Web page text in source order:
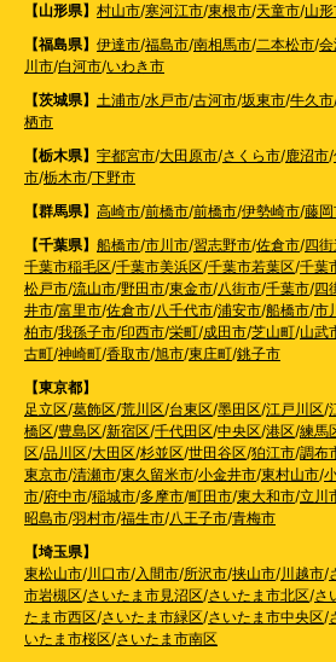
【山形県】 村山市/寒河江市/東根市/天童市/山
【福島県】 伊達市/福島市/南相馬市/二本松市/
川市/白河市/いわき市
【茨城県】 土浦市/水戸市/古河市/坂東市/牛久市
栖市
【栃木県】 宇都宮市/大田原市/さくら市/鹿沼市/
市/栃木市/下野市
【群馬県】 高崎市/前橋市/前橋市/伊勢崎市/藤
【千葉県】 船橋市/市川市/習志野市/佐倉市/四
千葉市稲毛区/千葉市美浜区/千葉市若葉区/千葉
松戸市/流山市/野田市/東金市/八街市/千葉市/四
井市/富里市/佐倉市/八千代市/浦安市/船橋市/市
柏市/我孫子市/印西市/栄町/成田市/芝山町/山武
古町/神崎町/香取市/旭市/東庄町/銚子市
【東京都】
足立区/葛飾区/荒川区/台東区/墨田区/江戸川区/
橋区/豊島区/新宿区/千代田区/中央区/港区/練馬
区/品川区/大田区/杉並区/世田谷区/狛江市/調布
東京市/清瀬市/東久留米市/小金井市/東村山市/
市/府中市/稲城市/多摩市/町田市/東大和市/立川
昭島市/羽村市/福生市/八王子市/青梅市
【埼玉県】
東松山市/川口市/入間市/所沢市/挟山市/川越市/
市岩槻区/さいたま市見沼区/さいたま市北区/さ
たま市西区/さいたま市緑区/さいたま市中央区/
いたま市桜区/さいたま市南区